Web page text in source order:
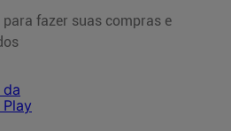
fazer suas compras e